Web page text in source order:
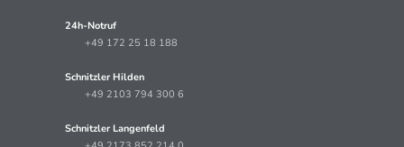
24h-Notruf
+49 172 25 18 188
Schnitzler Hilden
+49 2103 794 300 6
Schnitzler Langenfeld